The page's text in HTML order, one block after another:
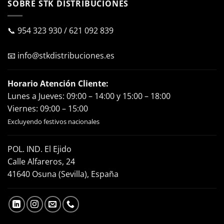
SOBRE STK DISTRIBUCIONES
📞 954 323 930/ 621 092 839
📧 info@stkdistribuciones.es
Horario Atención Cliente:
Lunes a Jueves: 09:00 – 14:00 y 15:00 – 18:00
Viernes: 09:00 – 15:00
Excluyendo festivos nacionales
POL. IND. El Ejido
Calle Alfareros, 24
41640 Osuna (Sevilla), España